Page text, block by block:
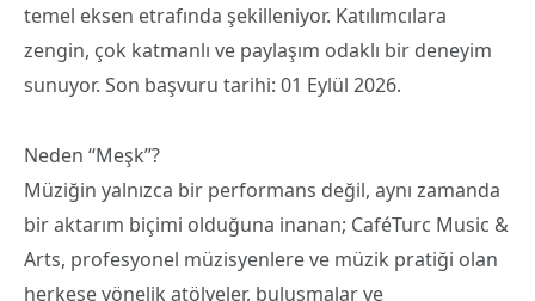
temel eksen etrafında şekilleniyor. Katılımcılara
zengin, çok katmanlı ve paylaşım odaklı bir deneyim
sunuyor. Son başvuru tarihi: 01 Eylül 2026.
Neden “Meşk”?
Müziğin yalnızca bir performans değil, aynı zamanda
bir aktarım biçimi olduğuna inanan; CaféTurc Music &
Arts, profesyonel müzisyenlere ve müzik pratiği olan
herkese yönelik atölyeler, buluşmalar ve